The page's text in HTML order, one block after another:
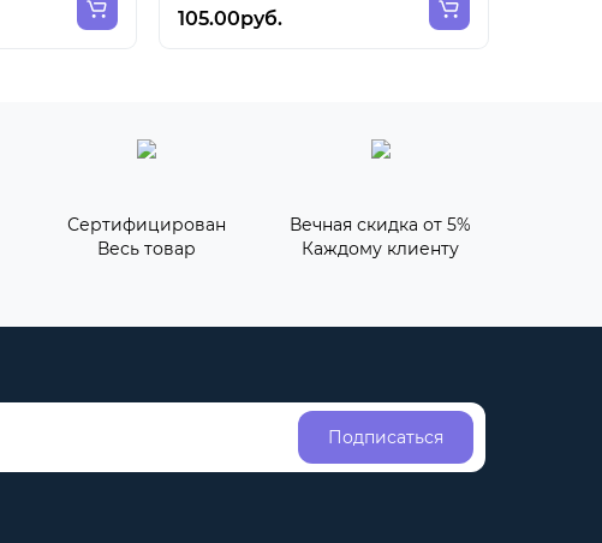
105.00руб.
Сертифицирован
Весь товар
Вечная скидка от 5%
Каждому клиенту
Подписаться